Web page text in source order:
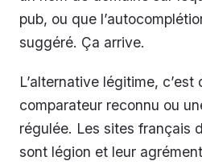
pub, ou que
suggéré. Ça arrive.
L’alternative légitime, c’est
comparateur reconnu ou
régulée. Les sites français
sont légion et leur